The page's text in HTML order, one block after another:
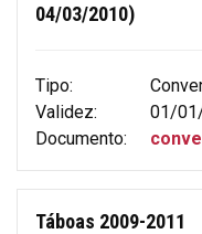
04/03/2010)
Tipo:
Validez:
01/
Documento:
Táboas 2009-2011